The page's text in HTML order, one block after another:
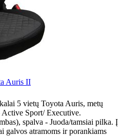
Auris II
5 vietų Toyota Auris, metų
Sport/ Executive.
spalva - Juoda/tamsiai pilka. Į
galvos atramoms ir porankiams